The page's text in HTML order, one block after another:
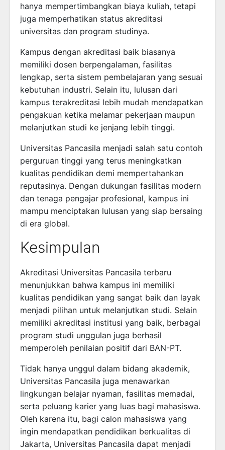
hanya mempertimbangkan biaya kuliah, tetapi
juga memperhatikan status akreditasi
universitas dan program studinya.
Kampus dengan akreditasi baik biasanya
memiliki dosen berpengalaman, fasilitas
lengkap, serta sistem pembelajaran yang sesuai
kebutuhan industri. Selain itu, lulusan dari
kampus terakreditasi lebih mudah mendapatkan
pengakuan ketika melamar pekerjaan maupun
melanjutkan studi ke jenjang lebih tinggi.
Universitas Pancasila menjadi salah satu contoh
perguruan tinggi yang terus meningkatkan
kualitas pendidikan demi mempertahankan
reputasinya. Dengan dukungan fasilitas modern
dan tenaga pengajar profesional, kampus ini
mampu menciptakan lulusan yang siap bersaing
di era global.
Kesimpulan
Akreditasi Universitas Pancasila terbaru
menunjukkan bahwa kampus ini memiliki
kualitas pendidikan yang sangat baik dan layak
menjadi pilihan untuk melanjutkan studi. Selain
memiliki akreditasi institusi yang baik, berbagai
program studi unggulan juga berhasil
memperoleh penilaian positif dari BAN-PT.
Tidak hanya unggul dalam bidang akademik,
Universitas Pancasila juga menawarkan
lingkungan belajar nyaman, fasilitas memadai,
serta peluang karier yang luas bagi mahasiswa.
Oleh karena itu, bagi calon mahasiswa yang
ingin mendapatkan pendidikan berkualitas di
Jakarta, Universitas Pancasila dapat menjadi